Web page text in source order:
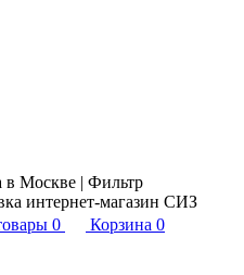
в Москве | Фильтр
интернет-магазин СИЗ
0 Корзина 0